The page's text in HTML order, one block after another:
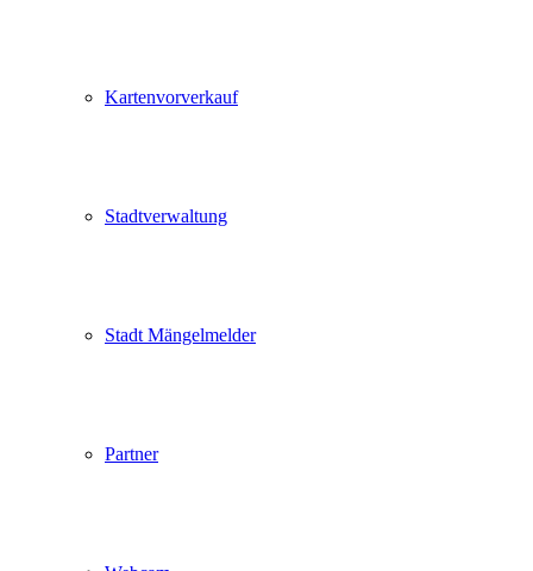
Kartenvorverkauf
Stadtverwaltung
Stadt Mängelmelder
Partner